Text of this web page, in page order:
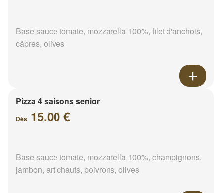
Base sauce tomate, mozzarella 100%, filet d'anchois,
câpres, olives
Pizza 4 saisons senior
Dès 15.00 €
Base sauce tomate, mozzarella 100%, champignons,
jambon, artichauts, poivrons, olives